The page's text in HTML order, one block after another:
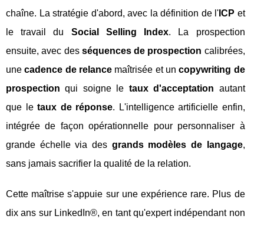
chaîne. La stratégie d'abord, avec la définition de l' ICP et
le travail du Social Selling Index. La prospection
ensuite, avec des séquences de prospection calibrées,
unecadence de relancemaîtrisée et uncopywriting de
prospection qui soigne le taux d'acceptation autant
que letaux de réponse. L'intelligence artificielle enfin,
intégrée de façon opérationnelle pour personnaliser à
grande échelle via des grands modèles de langage,
sans jamais sacrifier la qualité de la relation.
Cette maîtrise s'appuie sur une expérience rare. Plus de
dix ans sur LinkedIn®, en tant qu'expert indépendant non